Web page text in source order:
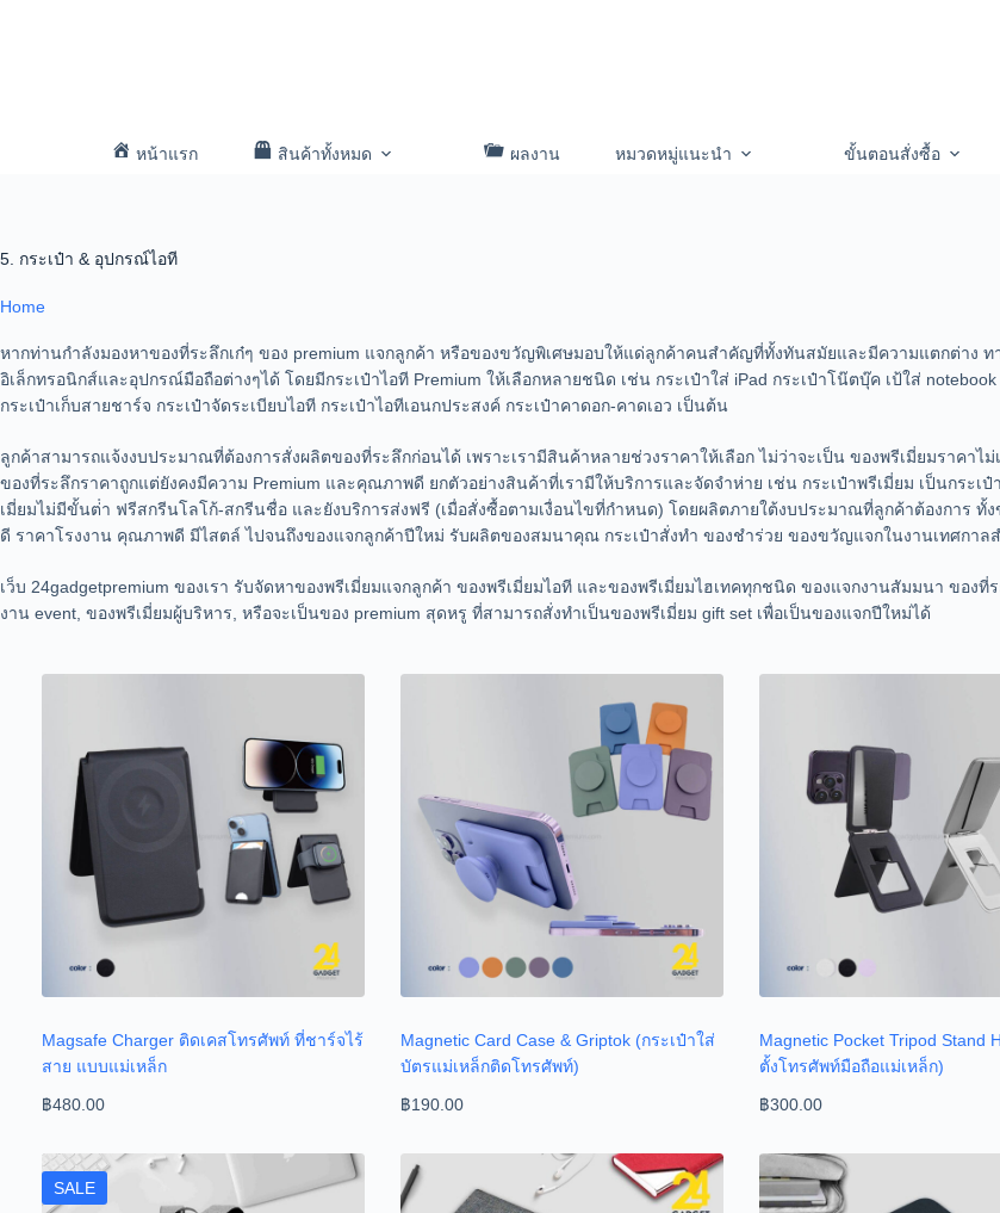
หน้าแรก สินค้าทั้งหมด ผลงาน หมวดหมู่แนะนำ ขั้นตอนสั่งซื้อ
5. กระเป๋า & อุปกรณ์ไอที
Home
หากท่านกำลังมองหาของที่ระลึกเก๋ๆ ของ premium แจกลูกค้า หรือของขวัญพิเศษมอบให้แด่ลูกค้าคนสำคัญที่ทั้งทันสมัยและมีความแตกต่าง
อิเล็กทรอนิกส์และอุปกรณ์มือถือต่างๆได้ โดยมีกระเป๋าไอที Premium ให้เลือกหลายชนิด เช่น กระเป๋าใส่ iPad กระเป๋าโน๊ตบุ๊ค เป้ใส่
กระเป๋าเก็บสายชาร์จ กระเป๋าจัดระเบียบไอที กระเป๋าไอทีเอนกประสงค์ กระเป๋าคาดอก-คาดเอว เป็นต้น
ลูกค้าสามารถแจ้งงบประมาณที่ต้องการสั่งผลิตของที่ระลึกก่อนได้ เพราะเรามีสินค้าหลายช่วงราคาให้เลือก ไม่ว่าจะเป็น ของพรีเมี่ยมราคาไ
ของที่ระลึกราคาถูกแต่ยังคงมีความ Premium และคุณภาพดี ยกตัวอย่างสินค้าที่เรามีให้บริการและจัดจำห่าย เช่น กระเป๋าพรีเมี่ยม เป็นกระ
เมี่ยมไม่มีขั้นต่ํา ฟรีสกรีนโลโก้-สกรีนชื่อ และยังบริการส่งฟรี (เมื่อสั่งซื้อตามเงื่อนไขที่กำหนด) โดยผลิตภายใต้งบประมาณที่ลูกค้าต้องการ
ดี ราคาโรงงาน คุณภาพดี มีไสตล์ ไปจนถึงของแจกลูกค้าปีใหม่ รับผลิตของสมนาคุณ กระเป๋าสั่งทำ ของชำร่วย ของขวัญแจกในงานเทศกาล
เว็บ 24gadgetpremium ของเรา รับจัดหาของพรีเมี่ยมแจกลูกค้า ของพรีเมี่ยมไอที และของพรีเมี่ยมไฮเทคทุกชนิด ของแจกงานสัมมนา ของ
งาน event, ของพรีเมี่ยมผู้บริหาร, หรือจะเป็นของ premium สุดหรู ที่สามารถสั่งทำเป็นของพรีเมี่ยม gift set เพื่อเป็นของแจกปีใหม่ได้
Magsafe Charger ติดเคสโทรศัพท์ ที่ชาร์จไร้
สาย แบบแม่เหล็ก
฿480.00
Magnetic Card Case & Griptok (กระเป๋าใส่
บัตรแม่เหล็กติดโทรศัพท์)
฿190.00
Magnetic Pocket Tripod Stand
ตั้งโทรศัพท์มือถือแม่เหล็ก)
฿300.00
SALE